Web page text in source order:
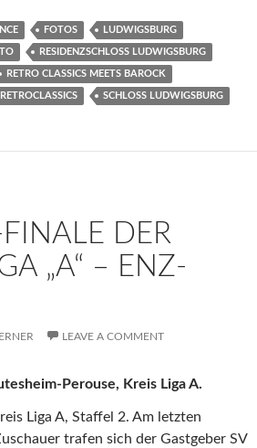
FOTOS LUDWIGSBURG
RESIDENZSCHLOSS LUDWIGSBURG
RETRO CLASSICS MEETS BAROCK
RETROCLASSICS SCHLOSS LUDWIGSBURG
DER
„A“ – ENZ-
LEAVE A COMMENT
Perouse, Kreis Liga A.
Liga A, Staffel 2. Am letzten
trafen sich der Gastgeber SV